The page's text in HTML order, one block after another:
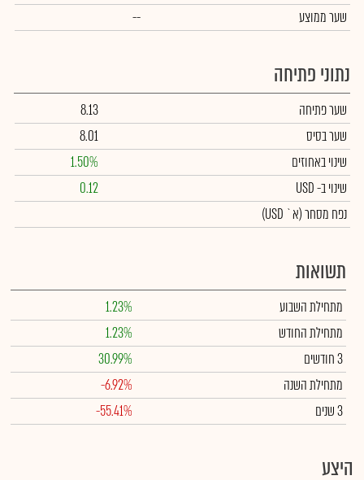
שער ממוצע
--
נתוני פתיחה
שער פתיחה
8.13
שער בסיס
8.01
שינוי באחוזים
1.50%
שינויב- USD
0.12
נפח מסחר(א` USD)
תשואות
מתחילת השבוע
1.23%
מתחילת החודש
1.23%
3 חודשים
30.99%
מתחילת השנה
-6.92%
3 שנים
-55.41%
היצע